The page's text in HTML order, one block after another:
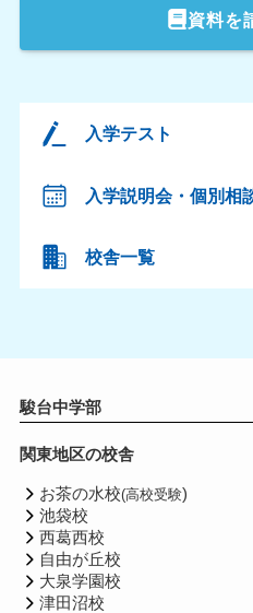
資料を
入学テスト
入学説明会・個別相
校舎一覧
駿台中学部
関東地区の校舎
お茶の水校(高校受験)
池袋校
西葛西校
自由が丘校
大泉学園校
津田沼校